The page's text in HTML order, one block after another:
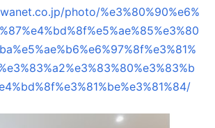
photo/%e3%80%90%e6%